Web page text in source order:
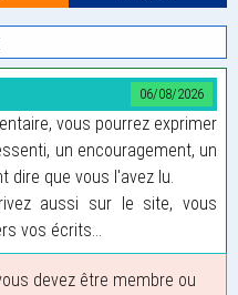
06/08/2026
vous pourrez exprimer
un encouragement, un
dire que vous l'avez lu.
aussi sur le site, vous
vos écrits...
devez être membre ou